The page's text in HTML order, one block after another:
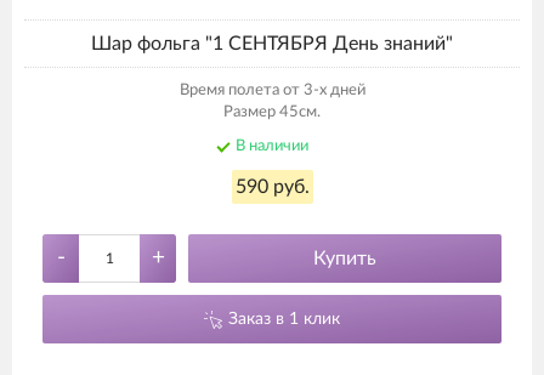
Шар фольга "1 СЕНТЯБРЯ День знаний"
Время полета от 3-х дней
Размер 45см.
В наличии
590 руб.
- + Купить
Заказ в 1 клик